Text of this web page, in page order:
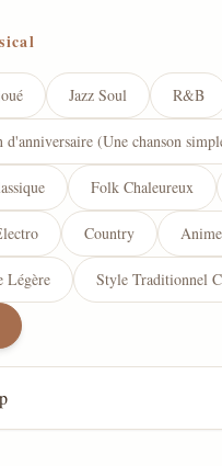
Jazz Soul R&B
d'anniversaire (Une chanson
Folk Chaleureux
Country Anime
Légère Style Traditionnel